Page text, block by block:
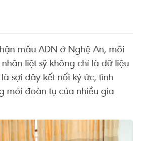
mẫu ADN ở Nghệ An, mỗi
liệt sỹ không chỉ là dữ liệu
sợi dây kết nối ký ức, tình
mỏi đoàn tụ của nhiều gia